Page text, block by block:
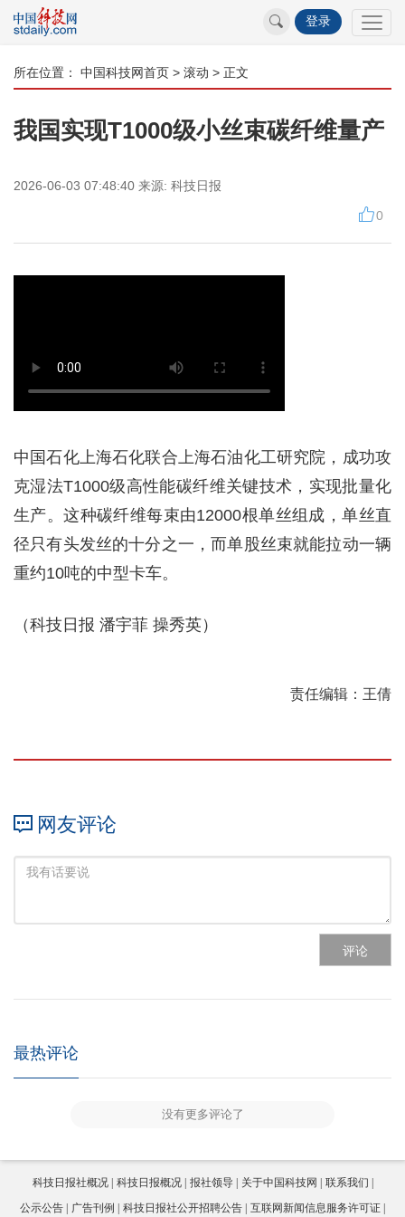
登录
所在位置： 中国科技网首页 > 滚动 > 正文
我国实现T1000级小丝束碳纤维量产
2026-06-03 07:48:40 来源: 科技日报
0
中国石化上海石化联合上海石油化工研究院，成功攻
克湿法T1000级高性能碳纤维关键技术，实现批量化
生产。这种碳纤维每束由12000根单丝组成，单丝直
径只有头发丝的十分之一，而单股丝束就能拉动一辆
重约10吨的中型卡车。
（科技日报 潘宇菲 操秀英）
责任编辑：王倩
网友评论
评论
最热评论
没有更多评论了
科技日报社概况 科技日报概况 报社领导 关于中国科技网
联系我们
公示公告
广告刊例 科技日报社公开招聘公告 互联网新闻信息服务许可证